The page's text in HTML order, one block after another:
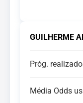
GUILHERME
Próg.
Média Odds